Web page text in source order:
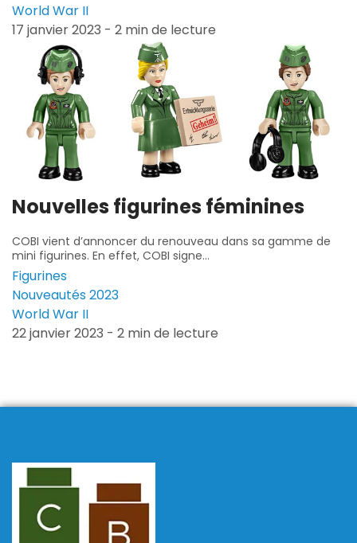
World War II
17 janvier 2023 - 2 min de lecture
Nouvelles figurines féminines
COBI vient d’annoncer du renouveau dans sa gamme de
mini figurines. En effet, COBI signe...
Figurines
Nouveautés 2023
World War II
22 janvier 2023 - 2 min de lecture